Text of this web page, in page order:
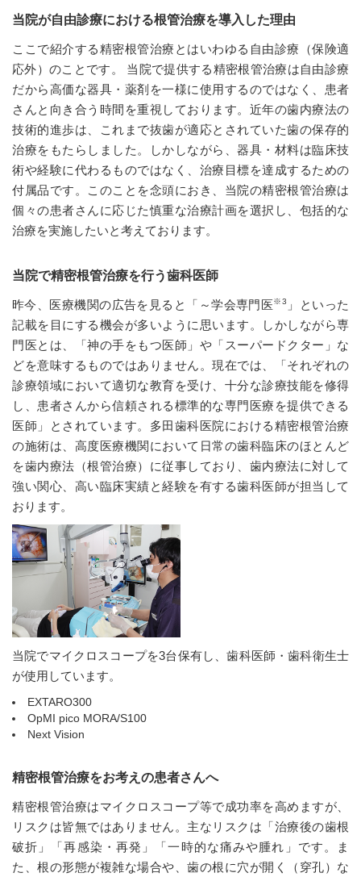
当院が自由診療における根管治療を導入した理由
ここで紹介する精密根管治療とはいわゆる自由診療（保険適
応外）のことです。 当院で提供する精密根管治療は自由診療
だから高価な器具・薬剤を一様に使用するのではなく、患者
さんと向き合う時間を重視しております。近年の歯内療法の
技術的進歩は、これまで抜歯が適応とされていた歯の保存的
治療をもたらしました。しかしながら、器具・材料は臨床技
術や経験に代わるものではなく、治療目標を達成するための
付属品です。このことを念頭におき、当院の精密根管治療は
個々の患者さんに応じた慎重な治療計画を選択し、包括的な
治療を実施したいと考えております。
当院で精密根管治療を行う歯科医師
昨今、医療機関の広告を見ると「～学会専門医※3 」といった
記載を目にする機会が多いように思います。しかしながら専
門医とは、「神の手をもつ医師」や「スーパードクター」な
どを意味するものではありません。現在では、「それぞれの
診療領域において適切な教育を受け、十分な診療技能を修得
し、患者さんから信頼される標準的な専門医療を提供できる
医師」とされています。多田歯科医院における精密根管治療
の施術は、高度医療機関において日常の歯科臨床のほとんど
を歯内療法（根管治療）に従事しており、歯内療法に対して
強い関心、高い臨床実績と経験を有する歯科医師が担当して
おります。
当院でマイクロスコープを3台保有し、歯科医師・歯科衛生士
が使用しています。
EXTARO300
OpMI pico MORA/S100
Next Vision
精密根管治療をお考えの患者さんへ
精密根管治療はマイクロスコープ等で成功率を高めますが、
リスクは皆無ではありません。主なリスクは「治療後の歯根
破折」「再感染・再発」「一時的な痛みや腫れ」です。ま
た、根の形態が複雑な場合や、歯の根に穴が開く（穿孔）な